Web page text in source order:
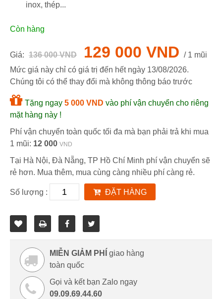
inox, thép...
Còn hàng
Giá: 136 000 VND 129 000 VND / 1 mũi
Mức giá này chỉ có giá trị đến hết ngày 13/08/2026.
Chúng tôi có thể thay đổi mà không thông báo trước
Tặng ngay 5 000 VND vào phí vận chuyển cho riêng
mặt hàng này !
Phí vận chuyển toàn quốc tối đa mà bạn phải trả khi mua
1 mũi: 12 000 VND
Tại Hà Nội, Đà Nẵng, TP Hồ Chí Minh phí vận chuyển sẽ
rẻ hơn. Mua thêm, mua cùng càng nhiều phí càng rẻ.
Số lượng : ĐẶT HÀNG
MIỄN GIẢM PHÍ
giao hàng
toàn quốc
Gọi và kết bạn Zalo ngay
09.09.69.44.60